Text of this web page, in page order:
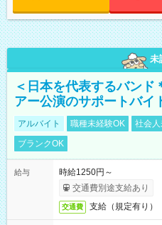
未
＜日本を代表するバンド
アー公演のサポートバイ
アルバイト 職種未経験OK 社会
ブランクOK
給与
時給1250円～
交通費別途支給あり
交通費 支給（規定有り）